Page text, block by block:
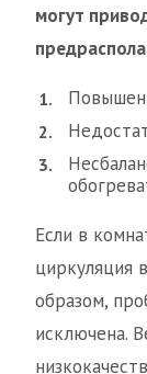
могут
Если в
циркуляция
образом,
исключена.